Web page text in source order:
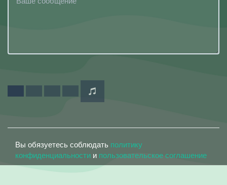
Вы обязуетесь соблюдать политику
конфиденциальности и пользовательское соглашение